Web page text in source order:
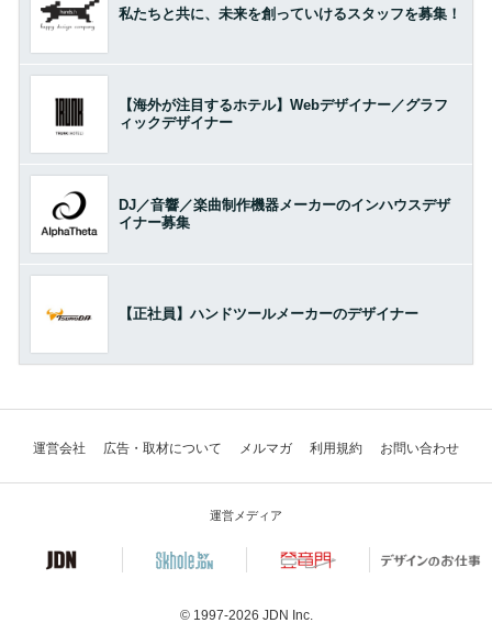
私たちと共に、未来を創っていけるスタッフを募集！
【海外が注目するホテル】Webデザイナー／グラフ
ィックデザイナー
DJ／音響／楽曲制作機器メーカーのインハウスデザ
イナー募集
【正社員】ハンドツールメーカーのデザイナー
運営会社 広告・取材について メルマガ 利用規約 お問い合わせ
運営メディア
© 1997-2026 JDN Inc.